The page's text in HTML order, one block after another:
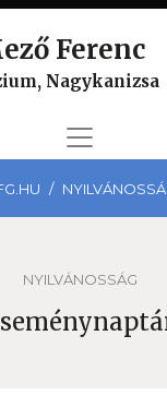
Ferenc
Nagykanizsa
NYILVÁNOSSÁG